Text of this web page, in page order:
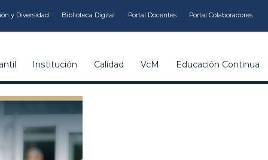
y Diversidad Biblioteca Digital Portal Docentes Portal Colaboradores
Institución Calidad VcM Educación Continua